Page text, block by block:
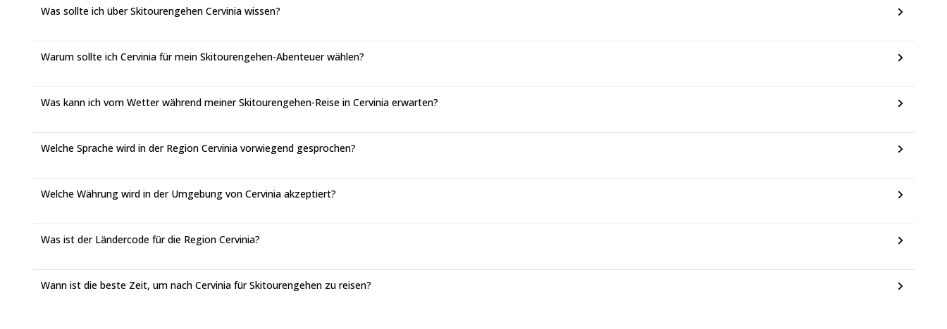
Was sollte ich über Skitourengehen Cervinia wissen?
Warum sollte ich Cervinia für mein Skitourengehen-Abenteuer wählen?
Was kann ich vom Wetter während meiner Skitourengehen-Reise in Cervinia erwarten?
Welche Sprache wird in der Region Cervinia vorwiegend gesprochen?
Welche Währung wird in der Umgebung von Cervinia akzeptiert?
Was ist der Ländercode für die Region Cervinia?
Wann ist die beste Zeit, um nach Cervinia für Skitourengehen zu reisen?